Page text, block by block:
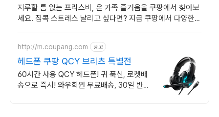
지루할 틈 없는 프리스비, 온 가족 즐거움을 쿠팡에서 찾아보
세요. 집콕 스트레스 날리고 싶다면? 지금 쿠팡에서 다양한
http://m.coupang.com 광고
헤드폰 쿠팡 QCY 브리츠 특별전
60시간 사용 QCY 헤드폰! 귀 푹신, 로켓배
송으로 즉시! 와우회원 무료배송, 30일 반품